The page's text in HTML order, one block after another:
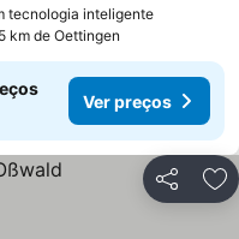
tecnologia inteligente
km de Oettingen
Ver preços
Partilhar